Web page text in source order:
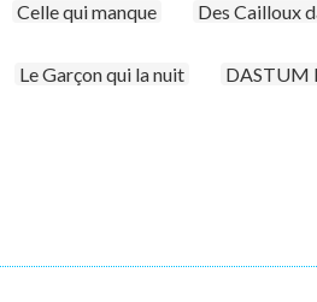
Celle qui manque Des Cailloux
Le Garçon qui la nuit DASTUM